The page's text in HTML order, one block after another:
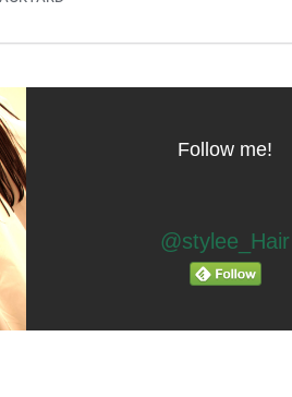
Follow me!
@stylee_Hair